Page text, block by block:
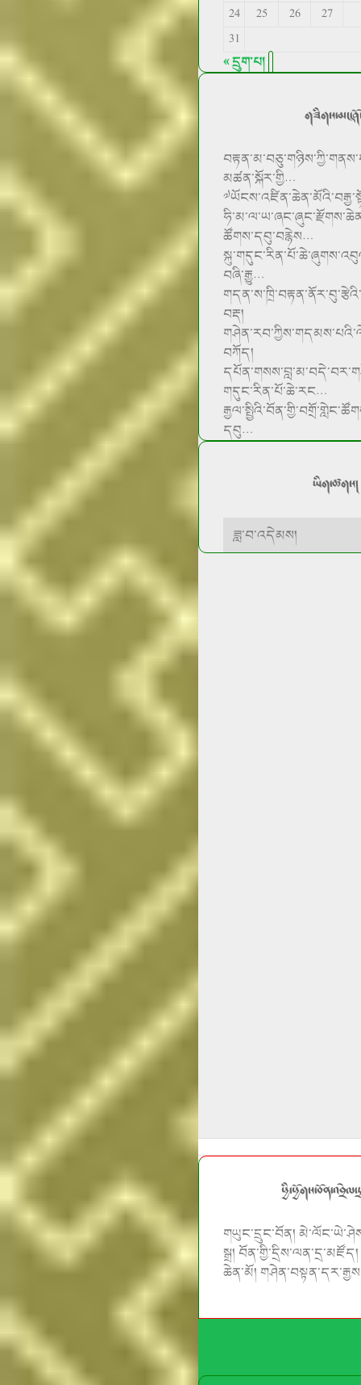
24
25 26
27
31
« དྲུག་པ།
མཚན་སྐོར་གྱི…
ཚོགས་དབུ་བརྙེས…
བཞི་རྒྱུ…
བརྡ།
བཀོད།
གདུང་རིན་པོ་ཆེ་རང…
དབུ…
ཡིག་ཚགས།
གཡུང་དྲུང་བོན།
སྒྲ། བོན་གྱི་དྲིས་ལན་དྲ་མཛོད།
ཆེན་མོ།